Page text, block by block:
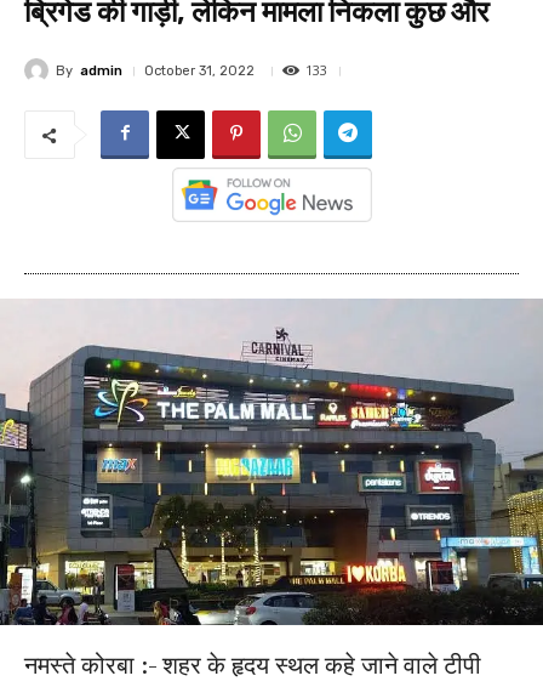
ब्रिगेड की गाड़ी, लेकिन मामला निकला कुछ और
By admin October 31, 2022 133
नमस्ते कोरबा :- शहर के हृदय स्थल कहे जाने वाले टीपी